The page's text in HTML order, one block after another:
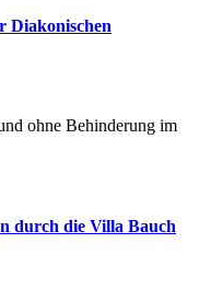
Diakonischen
ohne Behinderung im
durch die Villa Bauch